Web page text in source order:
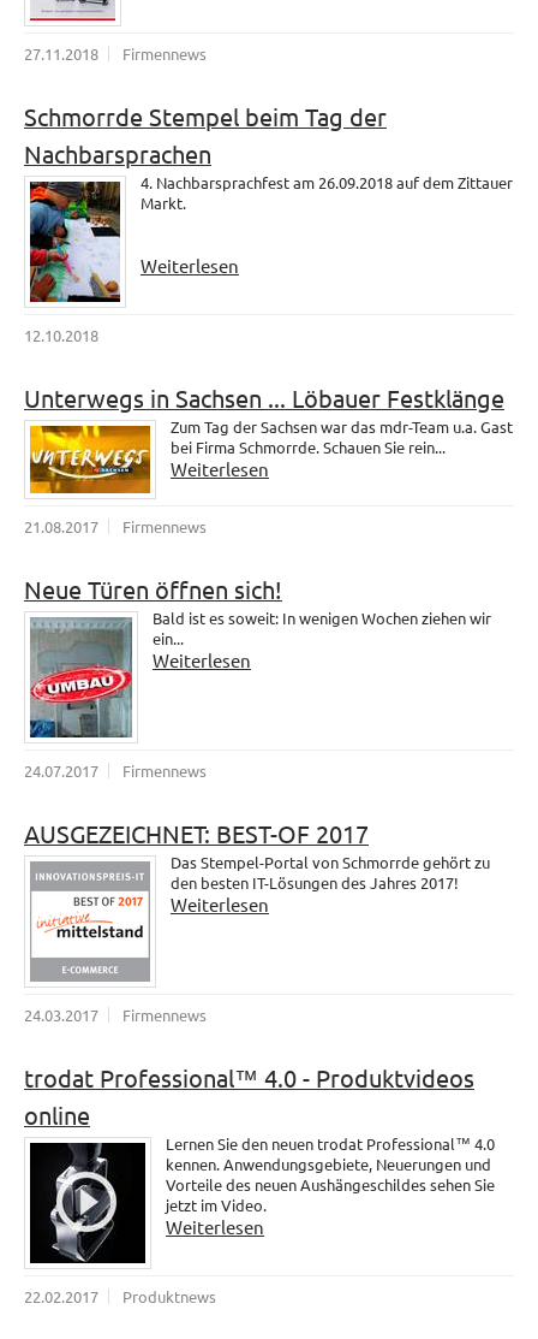
27.11.2018 Firmennews
Schmorrde Stempel beim Tag der
Nachbarsprachen
4. Nachbarsprachfest am 26.09.2018 auf dem Zittauer
Markt.
Weiterlesen
12.10.2018
Unterwegs in Sachsen ... Löbauer Festklänge
Zum Tag der Sachsen war das mdr-Team u.a. Gast
bei Firma Schmorrde. Schauen Sie rein...
Weiterlesen
21.08.2017 Firmennews
Neue Türen öffnen sich!
Bald ist es soweit: In wenigen Wochen ziehen wir
ein...
Weiterlesen
24.07.2017 Firmennews
AUSGEZEICHNET: BEST-OF 2017
Das Stempel-Portal von Schmorrde gehört zu
den besten IT-Lösungen des Jahres 2017!
Weiterlesen
24.03.2017 Firmennews
trodat Professional™ 4.0 - Produktvideos
online
Lernen Sie den neuen trodat Professional™ 4.0
kennen. Anwendungsgebiete, Neuerungen und
Vorteile des neuen Aushängeschildes sehen Sie
jetzt im Video.
Weiterlesen
22.02.2017 Produktnews